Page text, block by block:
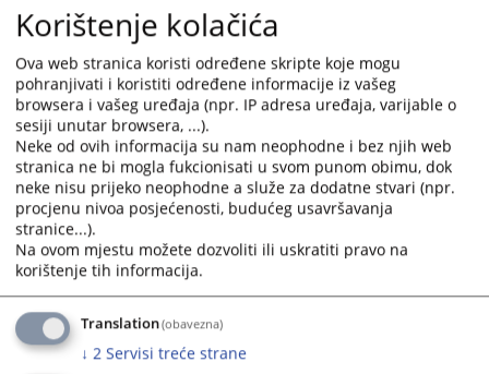
Korištenje kolačića
Ova web stranica koristi određene skripte koje mogu
pohranjivati i koristiti određene informacije iz vašeg
browsera i vašeg uređaja (npr. IP adresa uređaja, varijable o
sesiji unutar browsera, ...).
Neke od ovih informacija su nam neophodne i bez njih web
stranica ne bi mogla fukcionisati u svom punom obimu, dok
neke nisu prijeko neophodne a služe za dodatne stvari (npr.
procjenu nivoa posjećenosti, budućeg usavršavanja
stranice...).
Na ovom mjestu možete dozvoliti ili uskratiti pravo na
korištenje tih informacija.
Translation(obavezna)
↓ 2 Servisi treće strane